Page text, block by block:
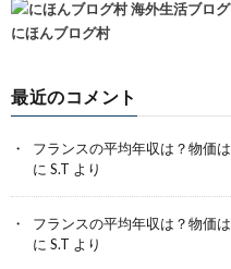
にほんブログ村
最近のコメント
フランスの平均年収は？物価
に S.T より
フランスの平均年収は？物価
に S.T より